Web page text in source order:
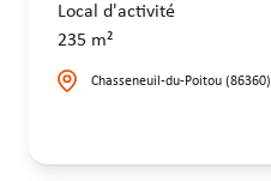
Local d'activité
235 m²
Chasseneuil-du-Poitou (86360)